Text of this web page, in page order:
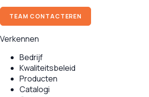
TEAM CONTACTEREN
Verkennen
Bedrijf
Kwaliteitsbeleid
Producten
Catalogi